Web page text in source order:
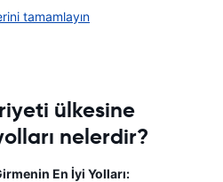
tamamlayın
ülkesine
nelerdir?
En İyi Yolları: